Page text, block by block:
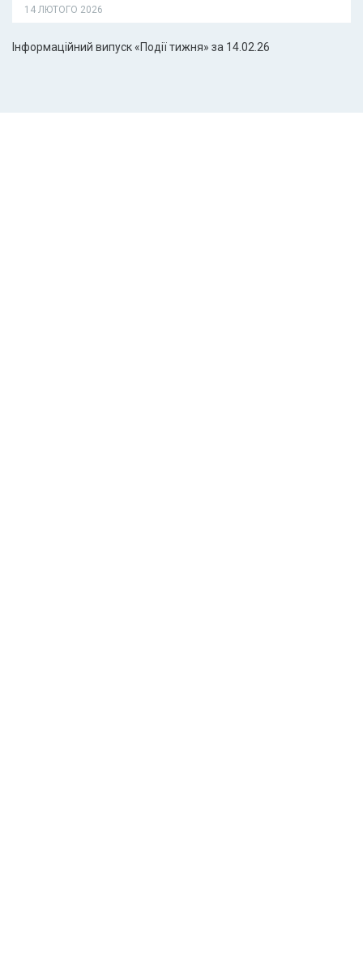
14 ЛЮТОГО 2026
Інформаційний випуск «Події тижня» за 14.02.26